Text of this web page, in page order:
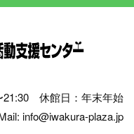
21:30 休館日：年末年始
info@iwakura-plaza.jp